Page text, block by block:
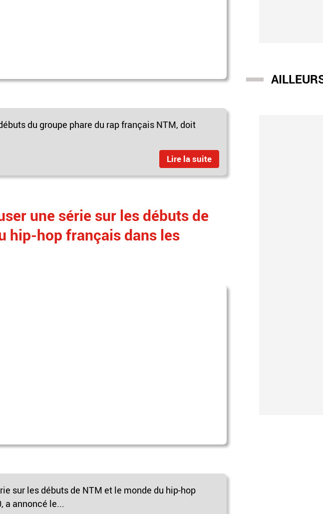
du groupe phare du rap français NTM, doit
Lire la suite
une série sur les débuts de
hip-hop français dans les
sur les débuts de NTM et le monde du hip-hop
a annoncé le...